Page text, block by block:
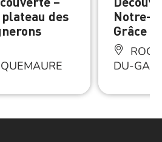
plateau des
Notre-
Grâce
DU-